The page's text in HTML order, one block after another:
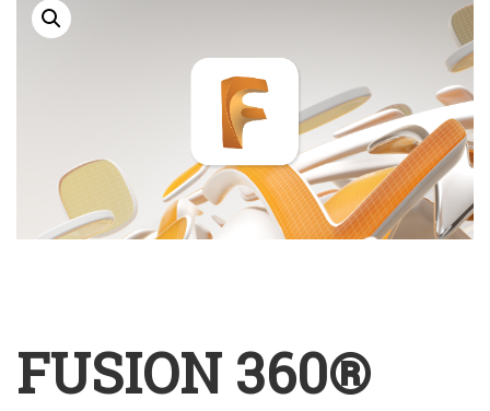
FUSION 360®